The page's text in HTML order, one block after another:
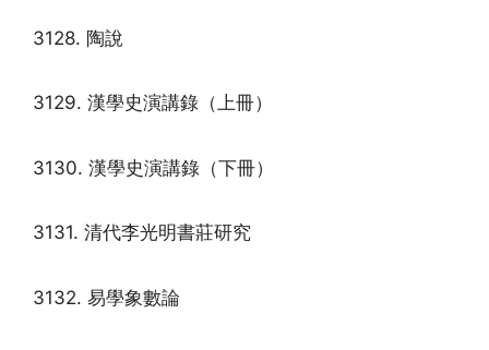
3128. 陶說
3129. 漢學史演講錄（上冊）
3130. 漢學史演講錄（下冊）
3131. 清代李光明書莊研究
3132. 易學象數論